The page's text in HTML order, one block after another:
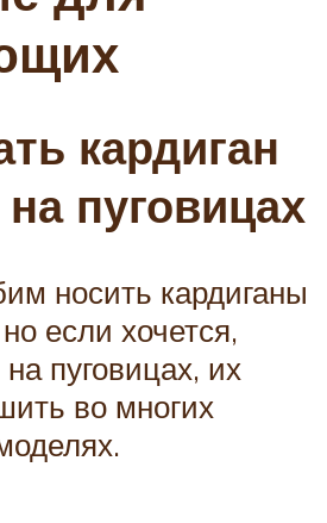
кардиган
пуговицах
носить кардиганы
если хочется,
пуговицах, их
во многих